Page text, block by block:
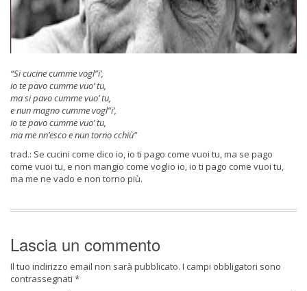
“Si cucine cumme vogl”i’,
io te pavo cumme vuo’ tu,
ma si pavo cumme vuo’ tu,
e nun magno cumme vogl”i’,
io te pavo cumme vuo’ tu,
ma me nn’esco e nun torno cchiù”
trad.: Se cucini come dico io, io ti pago come vuoi tu, ma se pago
come vuoi tu, e non mangio come voglio io, io ti pago come vuoi tu,
ma me ne vado e non torno più.
Lascia un commento
Il tuo indirizzo email non sarà pubblicato. I campi obbligatori sono
contrassegnati *